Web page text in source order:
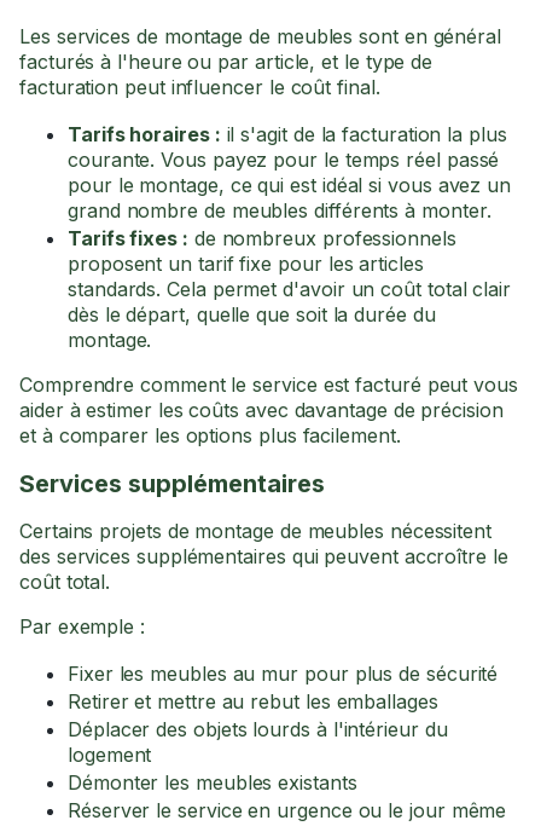
Les services de montage de meubles sont en général
facturés à l'heure ou par article, et le type de
facturation peut influencer le coût final.
Tarifs horaires : il s'agit de la facturation la plus
courante. Vous payez pour le temps réel passé
pour le montage, ce qui est idéal si vous avez un
grand nombre de meubles différents à monter.
Tarifs fixes : de nombreux professionnels
proposent un tarif fixe pour les articles
standards. Cela permet d'avoir un coût total clair
dès le départ, quelle que soit la durée du
montage.
Comprendre comment le service est facturé peut vous
aider à estimer les coûts avec davantage de précision
et à comparer les options plus facilement.
Services supplémentaires
Certains projets de montage de meubles nécessitent
des services supplémentaires qui peuvent accroître le
coût total.
Par exemple :
Fixer les meubles au mur pour plus de sécurité
Retirer et mettre au rebut les emballages
Déplacer des objets lourds à l'intérieur du
logement
Démonter les meubles existants
Réserver le service en urgence ou le jour même